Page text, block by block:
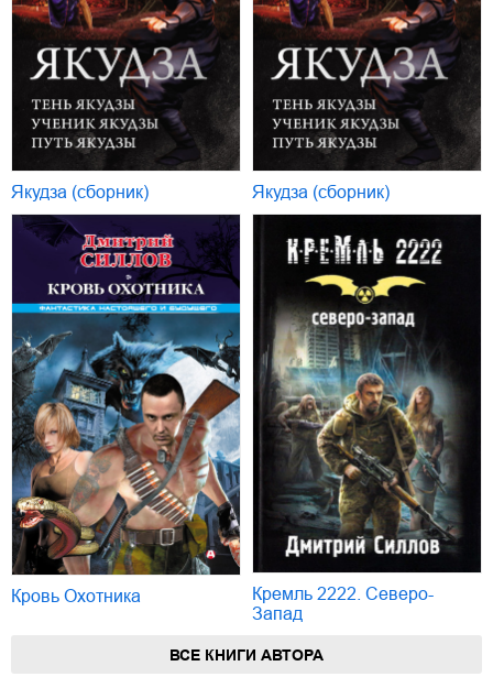
Якудза (сборник) Якудза (сборник)
Кровь Охотника
Кремль 2222. Северо-
Запад
ВСЕ КНИГИ АВТОРА